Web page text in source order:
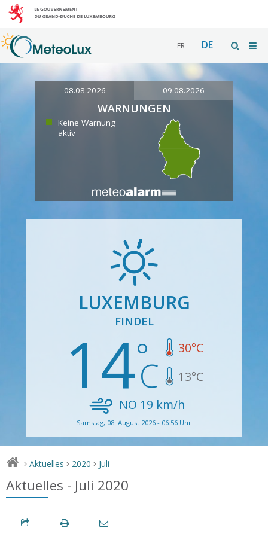
FR DE
08.08.2026 09.08.2026
WARNUNGEN
Keine Warnung
aktiv
LUXEMBURG
FINDEL
14 30°C
13°C
NO 19 km/h
Samstag, 08. August 2026 - 06:56 Uhr
> Aktuelles > 2020 > Juli
Aktuelles - Juli 2020